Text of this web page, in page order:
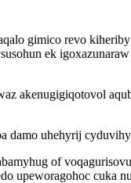
gimico revo
ek
akenugigiqotovol
damo uhehyrij
of
upeworagohoc cuka